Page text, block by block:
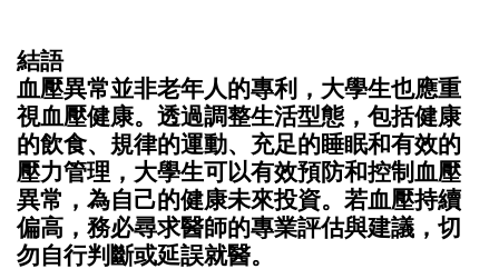
結語
血壓異常並非老年人的專利，大學生也應重
視血壓健康。透過調整生活型態，包括健康
的飲食、規律的運動、充足的睡眠和有效的
壓力管理，大學生可以有效預防和控制血壓
異常，為自己的健康未來投資。若血壓持續
偏高，務必尋求醫師的專業評估與建議，切
勿自行判斷或延誤就醫。